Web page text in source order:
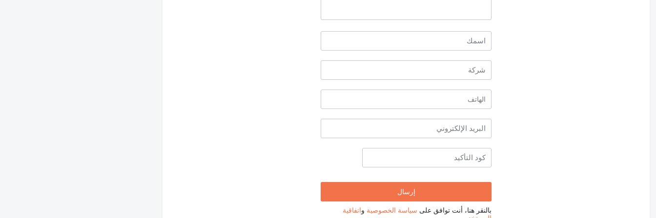
بالنقر هنا، أنت توافق على سياسة الخصوصية واتفاقية